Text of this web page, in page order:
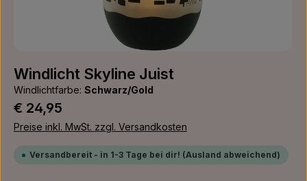
Windlicht Skyline Juist
Windlichtfarbe: Schwarz/Gold
Regulärer Preis:
€ 24,95
Preise inkl. MwSt. zzgl. Versandkosten
Versandbereit - in 1-3 Tage bei dir! (Ausland abweichend)